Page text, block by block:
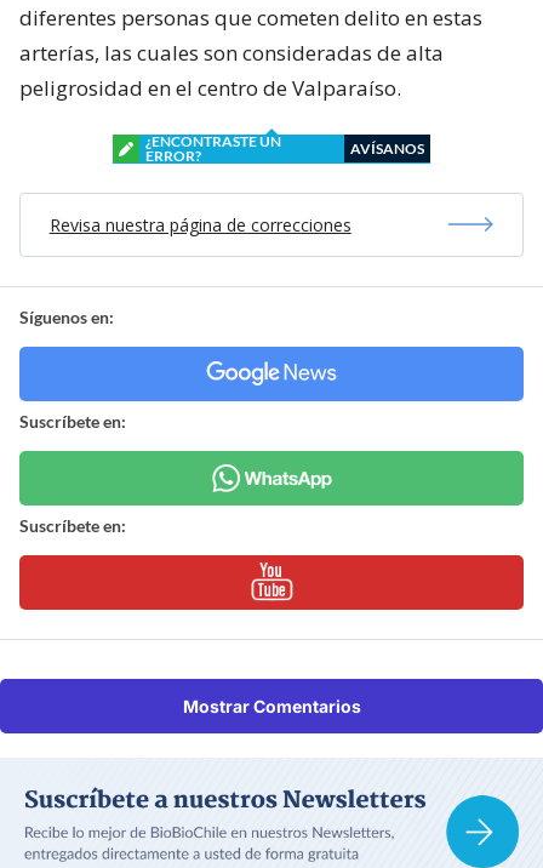
diferentes personas que cometen delito en estas
arterías, las cuales son consideradas de alta
peligrosidad en el centro de Valparaíso.
¿ENCONTRASTE UN
ERROR?
AVÍSANOS
Revisa nuestra página de correcciones
Síguenos en:
Suscríbete en:
Suscríbete en:
Mostrar Comentarios